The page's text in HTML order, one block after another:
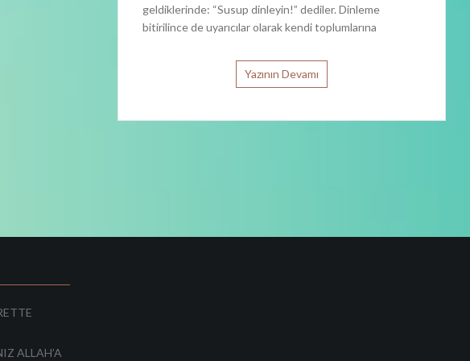
geldiklerinde: “Susup dinleyin!” dediler. Dinleme
bitirilince de uyarıcılar olarak kendi toplumlarına
Yazının Devamı
ALLAH’A